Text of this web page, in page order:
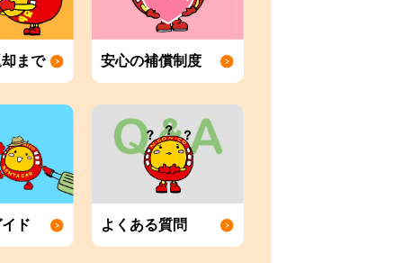
まで 安心の補償制度
ド よくある質問